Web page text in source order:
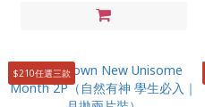
$210任選三款